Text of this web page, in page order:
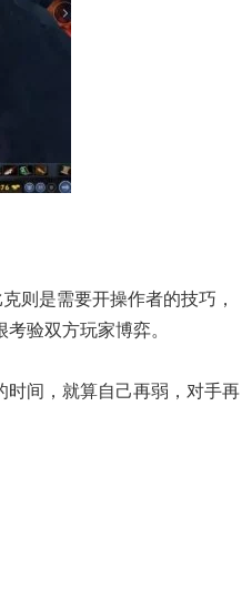
则是需要开操作者的技巧，
验双方玩家博弈。
时间，就算自己再弱，对手再